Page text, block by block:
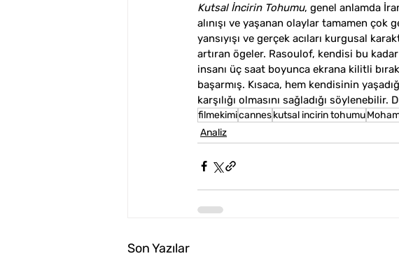
Kutsal İncirin Tohumu, genel anlamda
alınışı ve yaşanan olaylar tamamen çok
yansıyışı ve gerçek acıları kurgusal
artıran ögeler. Rasoulof, kendisi bu
insanı üç saat boyunca ekrana kilitli
başarmış. Kısaca, hem kendisinin
karşılığı olmasını sağladığı
filmekimicanneskutsal incirin tohumu
Analiz
Son Yazılar